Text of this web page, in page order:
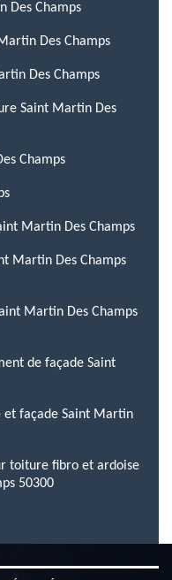
Des Champs
Des Champs
Des Champs
Saint Martin Des
Champs
Martin Des Champs
Martin Des Champs
Martin Des Champs
de façade Saint
et façade Saint Martin
toiture fibro et ardoise
50300